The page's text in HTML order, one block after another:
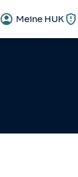
Meine HUK